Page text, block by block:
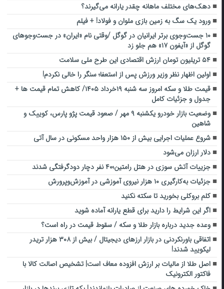
دهک‌های مختلف ماهانه چقدر یارانه می‌گیرند؟
ورود یک سگ به زمین بازی ملوان و فولاد! + فیلم
۱۰ جست‌وجوی برتر ایرانیان در گوگل /وقتی نام «ایران» در جست‌وجوهای
گوگل از «آیفون ۱۷» هم جلو زد
۵۴ تریلیون تومان ارزش اقتصادی این طرح ملی سلامت
اولین اظهار نظر وزیر ورزش پس از استعفا؛ سنگر را خالی نکردم!
قیمت طلا و سکه امروز سه شنبه ۱۹خرداد ۱۴۰۵/ کاهش تمام قیمت ها +
جدول و جزئیات کامل
وضعیت بازار خودرو یکشنبه ۹ مهر / صعود قیمت پژو پارس، کوییک و
شاهین
شروع عملیات اجرایی بیش از ۱۵۰ هزار واحد مسکونی در سال آتی
دلار ارزان می‌شود
جزییات آتش سوزی در هتل رامتین؛۴۰ نفر دچار دودگرفتگی شدند
جزئیات به‌کارگیری ۱۰ هزار نیروی آموزشی در آموزش‌وپرورش
کلم بروکلی بخورید تا سکته نکنید
اگر این شرایط را دارید برای قطع یارانه آماده شوید
وعده جدید درباره بازار طلا و سکه / سقوط قیمت در راه است؟
اتفاقی باورنکردنی در بازار ارزهای دیجیتال / بیش از ۳۰۸ هزار تریدر
لیکویید شدند!
اصل طلا از مالیات بر ارزش افزوده معاف است| تشخیص اصالت کالا با
فاکتور الکترونیک